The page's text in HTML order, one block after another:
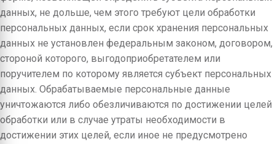
данных, не дольше, чем этого требуют цели обработки
персональных данных, если срок хранения персональных
данных не установлен федеральным законом, договором,
стороной которого, выгодоприобретателем или
поручителем по которому является субъект персональных
данных. Обрабатываемые персональные данные
уничтожаются либо обезличиваются по достижении целей
обработки или в случае утраты необходимости в
достижении этих целей, если иное не предусмотрено